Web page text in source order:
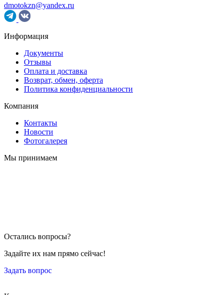
dmotokzn@yandex.ru
Информация
Документы
Отзывы
Оплата и доставка
Возврат, обмен, оферта
Политика конфиденциальности
Компания
Контакты
Новости
Фотогалерея
Мы принимаем
Остались вопросы?
Задайте их нам прямо сейчас!
Задать вопрос